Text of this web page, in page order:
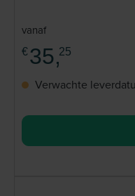
vanaf
€ 35,25
Verwachte